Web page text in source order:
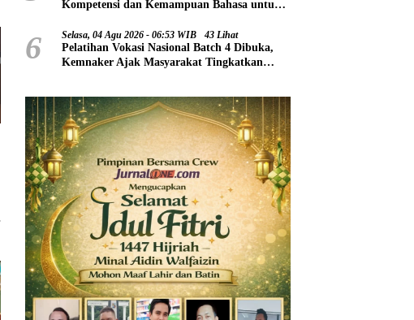
Kompetensi dan Kemampuan Bahasa untuk
6 Selasa, 04 Agu 2026 - 06:53 WIB 43 Lihat
Pelatihan Vokasi Nasional Batch 4 Dibuka,
Kemnaker Ajak Masyarakat Tingkatkan